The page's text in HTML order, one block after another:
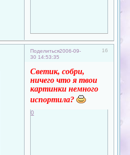
Поделиться 16
2006-09-
30 14:53:35
Светик, собри,
ничего что я твои
картинки немного
испортила?
0